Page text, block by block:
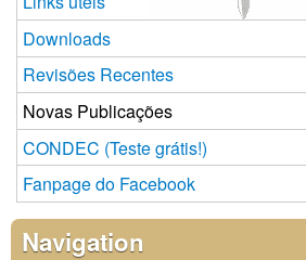
Downloads
Revisões Recentes
Novas Publicações
CONDEC (Teste grátis!)
Fanpage do Facebook
Navigation